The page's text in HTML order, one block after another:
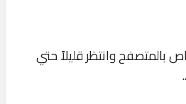
بالمتصفح وانتظر قليلاً حتي